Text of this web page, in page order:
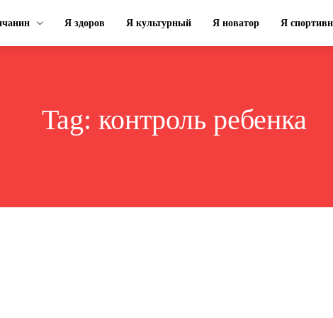
Я здоров Я культурный Я новатор Я
Tag: контроль ребенка